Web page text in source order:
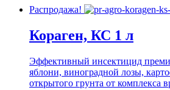
Распродажа!
Кораген, КС 1 л
Эффективный инсектицид
яблони, виноградной лозы,
открытого грунта от комплекса